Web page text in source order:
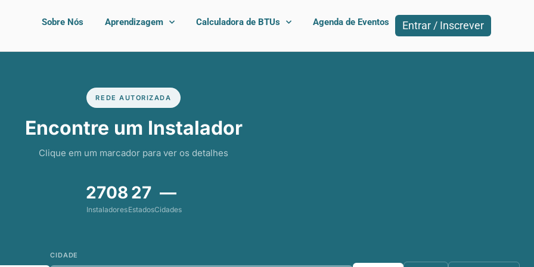
Sobre Nós Aprendizagem Calculadora de BTUs Agenda de Eventos Entrar / Inscrever
REDE AUTORIZADA
Encontre um Instalador
Clique em um marcador para ver os detalhes
2708
Instaladores
27
Estados
—
Cidades
CIDADE